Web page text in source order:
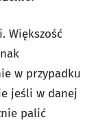
Większość
w przypadku
jeśli w danej
palić